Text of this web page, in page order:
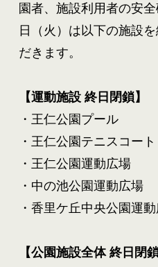
園者、施設利用者の安
日（火）は以下の施設
だきます。
・王仁公園プール
・王仁公園テニスコート
・王仁公園運動広場
・中の池公園運動広場
・香里ケ丘中央公園運